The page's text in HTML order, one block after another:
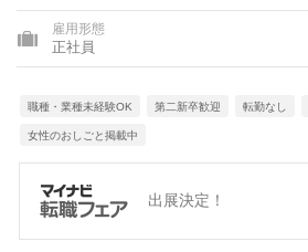
雇用形態
正社員
職種・業種未経験OK 第二新卒歓迎 転勤なし
女性のおしごと掲載中
出展決定！